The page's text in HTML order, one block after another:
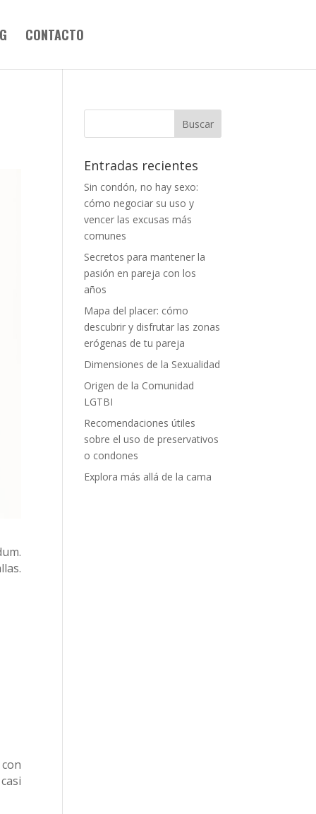
CONTACTO
Entradas recientes
Sin condón, no hay sexo:
cómo negociar su uso y
vencer las excusas más
comunes
Secretos para mantener la
pasión en pareja con los
años
Mapa del placer: cómo
descubrir y disfrutar las zonas
erógenas de tu pareja
Dimensiones de la Sexualidad
Origen de la Comunidad
LGTBI
Recomendaciones útiles
sobre el uso de preservativos
o condones
Explora más allá de la cama